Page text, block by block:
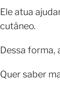
Ele atua
cutâneo.
Dessa forma,
Quer saber